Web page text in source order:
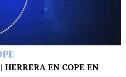
EN COPE EN